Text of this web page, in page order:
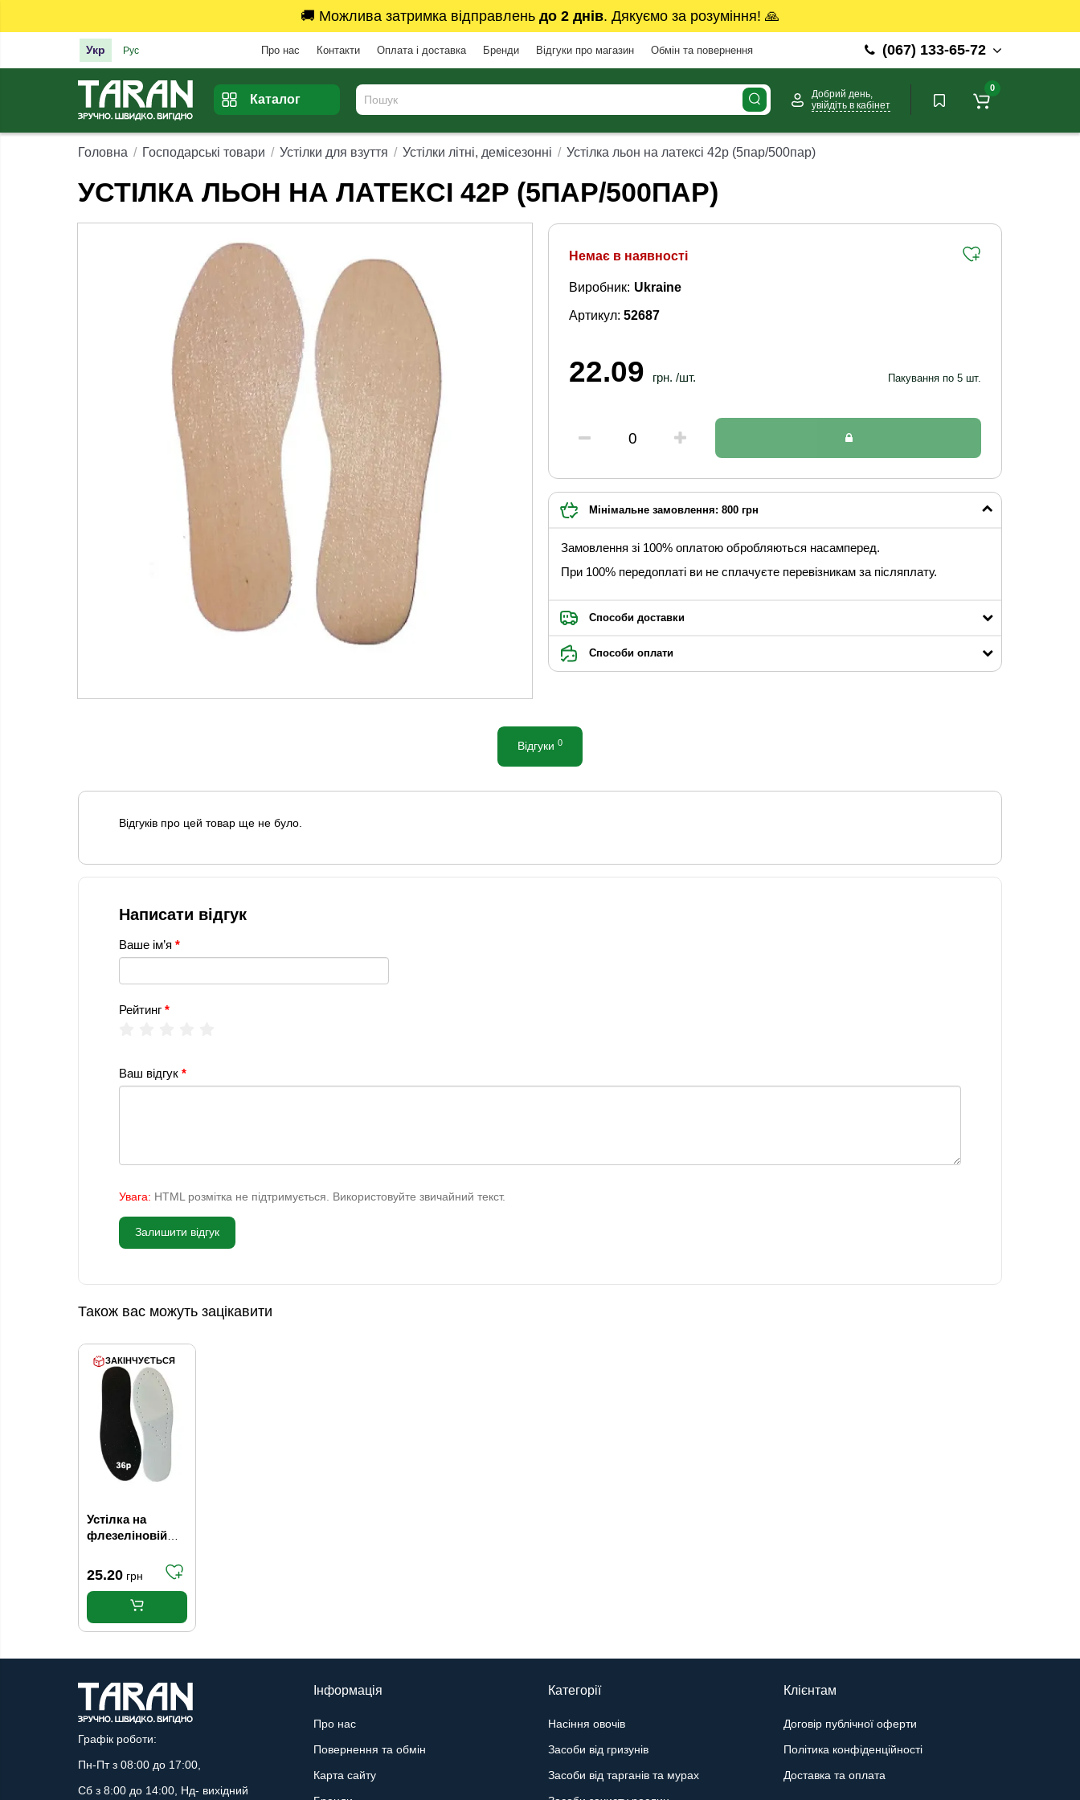
🚚 Можлива затримка відправлень до 2 днів. Дякуємо за розуміння! 🙏
Укр Рус Про нас Контакти Оплата і доставка Бренди Відгуки про магазин Обмін та повернення (067) 133-65-72
Каталог
Добрий день,
увійдіть в кабінет
0
Головна Господарські товари Устілки для взуття Устілки літні, демісезонні Устілка льон на латексі 42р (5пар/500пар)
УСТІЛКА ЛЬОН НА ЛАТЕКСІ 42Р (5ПАР/500ПАР)
Немає в наявності
Артикул: 52687
Виробник: Ukraine
22.09 грн. /шт. Пакування по 5 шт.
Мінімальне замовлення: 800 грн
Замовлення зі 100% оплатою обробляються насамперед.
При 100% передоплаті ви не сплачуєте перевізникам за післяплату.
Способи доставки
Способи оплати
Відгуки 0
Відгуків про цей товар ще не було.
Написати відгук
Ваше ім’я
Рейтинг
Ваш відгук
Увага: HTML розмітка не підтримується. Використовуйте звичайний текст.
Залишити відгук
Також вас можуть зацікавити
ЗАКІНЧУЄТЬСЯ
Устілка на
флезеліновій
чорна 36р
25.20 грн
Графік роботи:
Пн-Пт з 08:00 до 17:00,
Сб з 8:00 до 14:00, Нд- вихідний
Інформація
Про нас
Повернення та обмін
Карта сайту
Категорії
Насіння овочів
Засоби від гризунів
Засоби від тарганів та мурах
Клієнтам
Договір публічної оферти
Політика конфіденційності
Доставка та оплата